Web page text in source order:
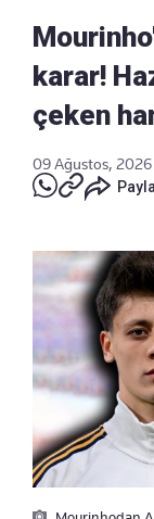
karar!
çeken
09 Ağustos, 2026